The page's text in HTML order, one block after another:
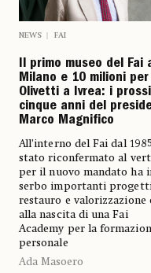
NEWS FAI
Il primo museo del Fai
Milano e 10 milioni per
Olivetti a Ivrea: i
cinque anni del
Marco Magnifico
All’interno del Fai dal
stato riconfermato al
per il nuovo mandato ha
serbo importanti
restauro e valorizzazione
alla nascita di una Fai
Academy per la
personale
Ada Masoero